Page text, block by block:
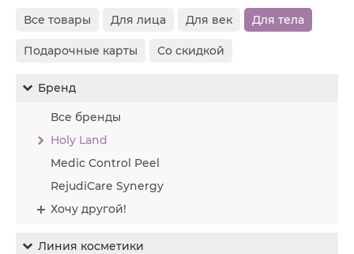
Все товары Для лица Для век Для тела
Подарочные карты Со скидкой
Бренд
Все бренды
Holy Land
Medic Control Peel
RejudiCare Synergy
Хочу другой!
Линия косметики